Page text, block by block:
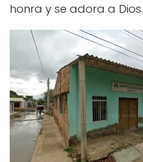
honra y se adora a Dios.